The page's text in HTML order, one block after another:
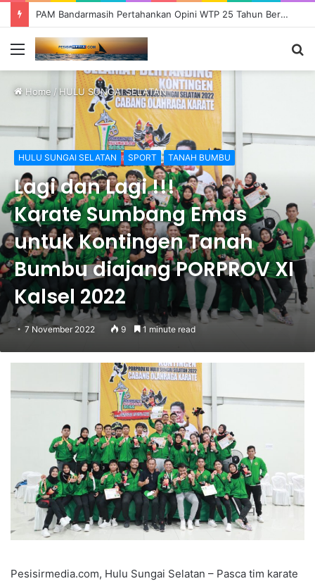
PAM Bandarmasih Pertahankan Opini WTP 25 Tahun Berturut-turut, Fokus Tingkatkan Pelayanan dan Transparansi
Menu
Home /HULU SUNGAI SELATAN
HULU SUNGAI SELATAN SPORT TANAH BUMBU
Lagi dan Lagi !!!
Karate Sumbang Emas
untuk Kontingen Tanah
Bumbu diajang PORPROV XI
Kalsel 2022
7 November 2022 9 1 minute read
Pesisirmedia.com, Hulu Sungai Selatan – Pasca tim karate